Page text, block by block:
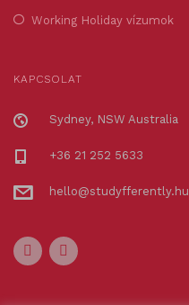
Working Holiday vízumok
KAPCSOLAT
Sydney, NSW Australia
+36 21 252 5633
hello@studyfferently.hu